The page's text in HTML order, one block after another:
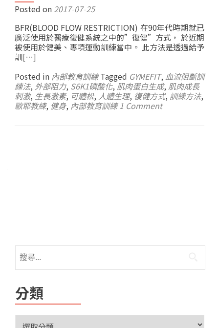
Posted on 2017-07-25
BFR(BLOOD FLOW RESTRICTION) 在90年代時期就已
廣泛使用於醫療復健系統之中的”復健”方式， 於近期
被使用於健美、專項運動訓練當中。 此方法是透過給予
訓[…]
Posted in 內部教育訓練 Tagged GYMEFIT, 血流阻斷訓
練法, 外部阻力, S6K1磷酸化, 肌肉蛋白生成, 肌肉成長
刺激, 生長激素, 可體松, 人體生理, 復健方式, 訓練方法,
歐耶教練, 健身, 內部教育訓練 1 Comment
分類